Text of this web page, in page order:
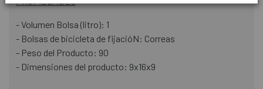
- Volumen Bolsa (litro): 1
- Bolsas de bicicleta de fijacióN: Correas
- Peso del Producto: 90
- Dimensiones del producto: 9x16x9